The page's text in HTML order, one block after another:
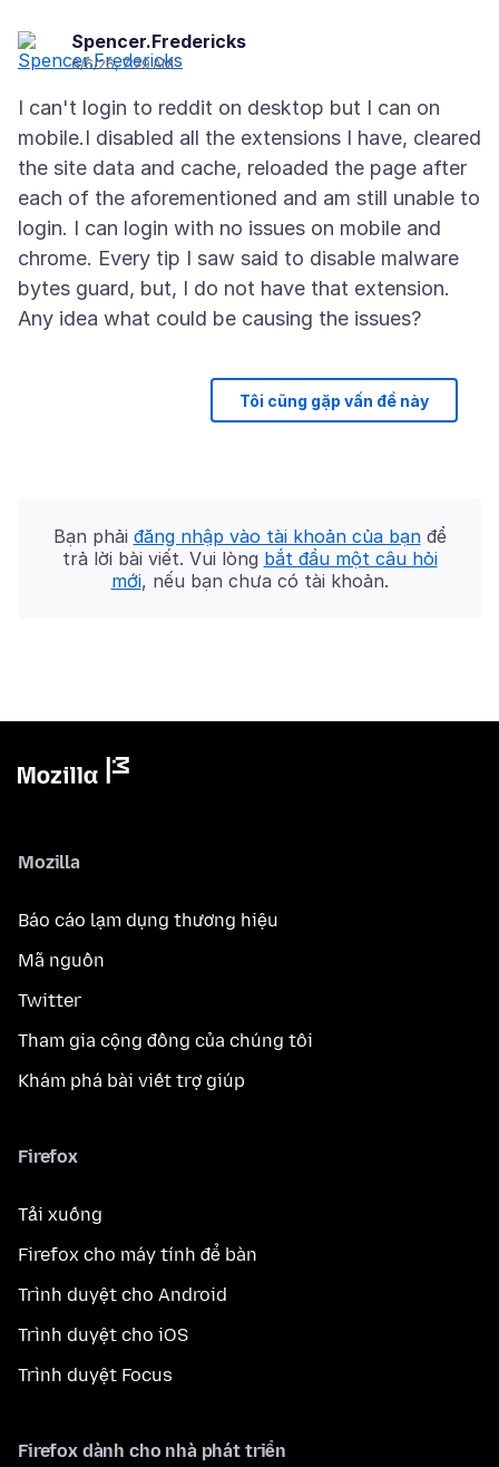
Spencer.Fredericks
6/6/26, 7:29 AM
I can't login to reddit on desktop but I can on
mobile.I disabled all the extensions I have, cleared
the site data and cache, reloaded the page after
each of the aforementioned and am still unable to
login. I can login with no issues on mobile and
chrome. Every tip I saw said to disable malware
bytes guard, but, I do not have that extension.
Tôi cũng gặp vấn đề này
Bạn phải đăng nhập vào tài khoản của bạnđể
trả lời bài viết. Vui lòng bắt đầu một câu hỏi
mới, nếu bạn chưa có tài khoản.
Mozilla
Báo cáo lạm dụng thương hiệu
Mã nguồn
Twitter
Tham gia cộng đồng của chúng tôi
Khám phá bài viết trợ giúp
Firefox
Tải xuống
Firefox cho máy tính để bàn
Trình duyệt cho Android
Trình duyệt cho iOS
Trình duyệt Focus
Firefox dành cho nhà phát triển